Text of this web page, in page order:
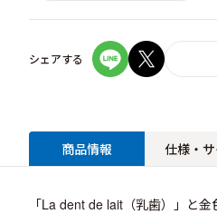
シェアする
商品情報 仕様・
「La dent de lait（乳歯）」と